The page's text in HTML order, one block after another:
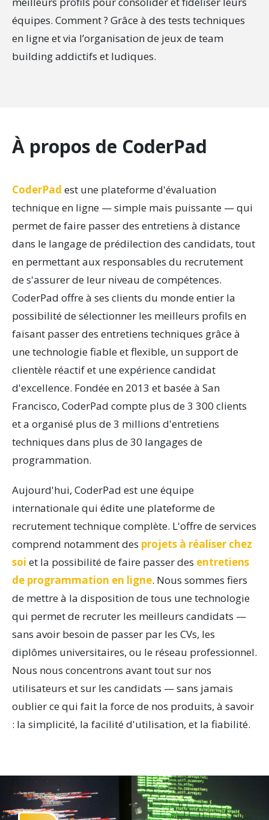
équipes. Comment ? Grâce à des tests techniques
en ligne et via l’organisation de jeux de team
building addictifs et ludiques.
À propos de CoderPad
CoderPad est une plateforme d'évaluation
technique en ligne — simple mais puissante — qui
permet de faire passer des entretiens à distance
dans le langage de prédilection des candidats, tout
en permettant aux responsables du recrutement
de s'assurer de leur niveau de compétences.
CoderPad offre à ses clients du monde entier la
possibilité de sélectionner les meilleurs profils en
faisant passer des entretiens techniques grâce à
une technologie fiable et flexible, un support de
clientèle réactif et une expérience candidat
d'excellence. Fondée en 2013 et basée à San
Francisco, CoderPad compte plus de 3 300 clients
et a organisé plus de 3 millions d'entretiens
techniques dans plus de 30 langages de
programmation.
Aujourd'hui, CoderPad est une équipe
internationale qui édite une plateforme de
recrutement technique complète. L'offre de services
comprend notamment des projets à réaliser chez
soi et la possibilité de faire passer des entretiens
de programmation en ligne. Nous sommes fiers
de mettre à la disposition de tous une technologie
qui permet de recruter les meilleurs candidats —
sans avoir besoin de passer par les CVs, les
diplômes universitaires, ou le réseau professionnel.
Nous nous concentrons avant tout sur nos
utilisateurs et sur les candidats — sans jamais
oublier ce qui fait la force de nos produits, à savoir
: la simplicité, la facilité d'utilisation, et la fiabilité.